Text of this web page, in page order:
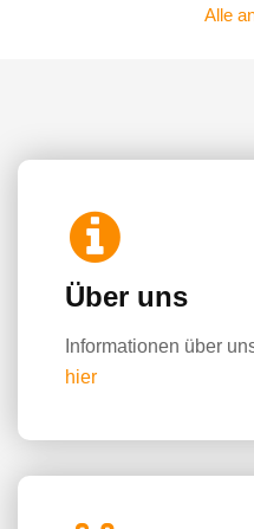
Alle
Über uns
Informationen über
hier